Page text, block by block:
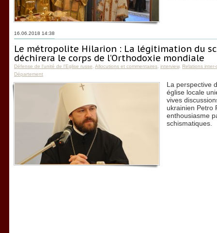
16.06.2018 14:38
Le métropolite Hilarion : La légitimation du
déchirera le corps de l’Orthodoxie mondiale
Défense de l'unité de l'Eglise russe Allocutions et commentaires interview, Relations
Département
La perspective
église locale
vives
ukrainien Petro
enthousiasme
schismatiques.